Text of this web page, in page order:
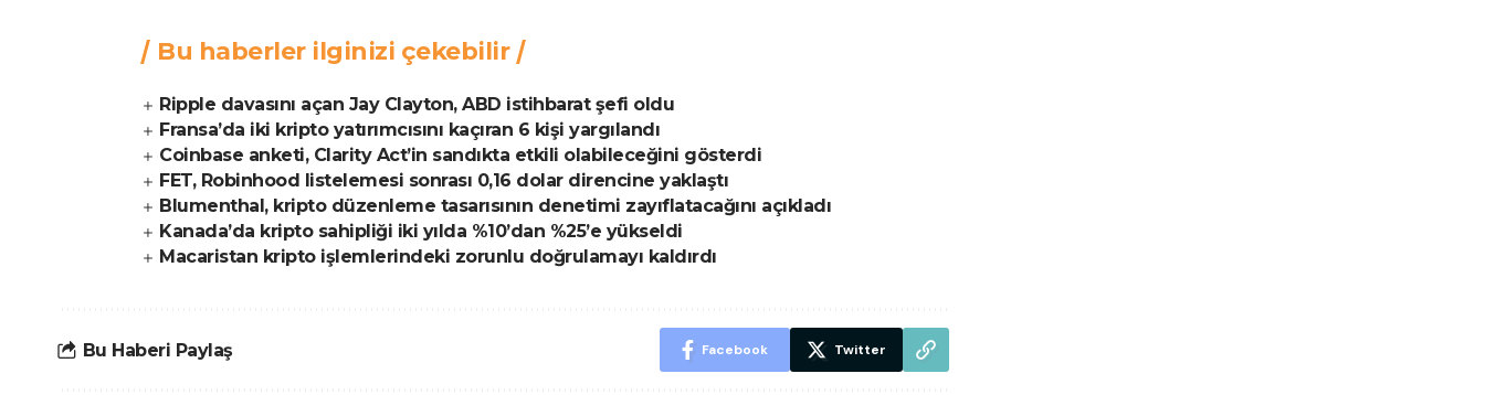
Bu haberler ilginizi çekebilir
Ripple davasını açan Jay Clayton, ABD istihbarat şefi oldu
Fransa’da iki kripto yatırımcısını kaçıran 6 kişi yargılandı
Coinbase anketi, Clarity Act’in sandıkta etkili olabileceğini gösterdi
FET, Robinhood listelemesi sonrası 0,16 dolar direncine yaklaştı
Blumenthal, kripto düzenleme tasarısının denetimi zayıflatacağını açıkladı
Kanada’da kripto sahipliği iki yılda %10’dan %25’e yükseldi
Macaristan kripto işlemlerindeki zorunlu doğrulamayı kaldırdı
Bu Haberi Paylaş Facebook Twitter